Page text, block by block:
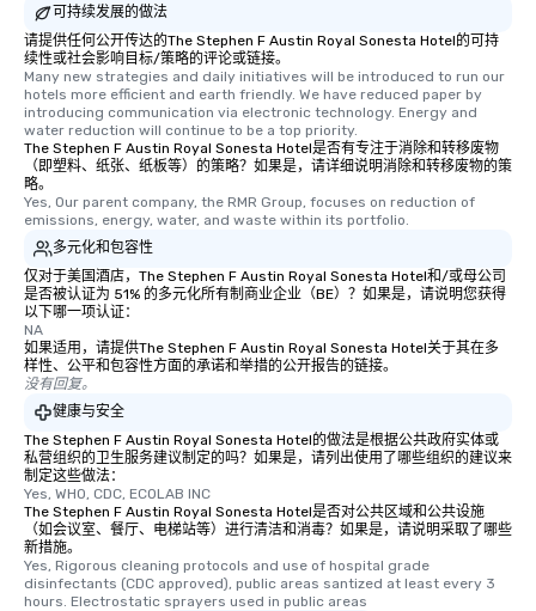
可持续发展的做法
请提供任何公开传达的The Stephen F Austin Royal Sonesta Hotel的可持
续性或社会影响目标/策略的评论或链接。
Many new strategies and daily initiatives will be introduced to run our
hotels more efficient and earth friendly. We have reduced paper by
introducing communication via electronic technology. Energy and
water reduction will continue to be a top priority.
The Stephen F Austin Royal Sonesta Hotel是否有专注于消除和转移废物
（即塑料、纸张、纸板等）的策略？如果是，请详细说明消除和转移废物的策
略。
Yes, Our parent company, the RMR Group, focuses on reduction of
emissions, energy, water, and waste within its portfolio.
多元化和包容性
仅对于美国酒店，The Stephen F Austin Royal Sonesta Hotel和/或母公司
是否被认证为 51% 的多元化所有制商业企业（BE）？如果是，请说明您获得
以下哪一项认证：
NA
如果适用，请提供The Stephen F Austin Royal Sonesta Hotel关于其在多
样性、公平和包容性方面的承诺和举措的公开报告的链接。
没有回复。
健康与安全
The Stephen F Austin Royal Sonesta Hotel的做法是根据公共政府实体或
私营组织的卫生服务建议制定的吗？如果是，请列出使用了哪些组织的建议来
制定这些做法：
Yes, WHO, CDC, ECOLAB INC
The Stephen F Austin Royal Sonesta Hotel是否对公共区域和公共设施
（如会议室、餐厅、电梯站等）进行清洁和消毒？如果是，请说明采取了哪些
新措施。
Yes, Rigorous cleaning protocols and use of hospital grade
disinfectants (CDC approved), public areas santized at least every 3
hours. Electrostatic sprayers used in public areas